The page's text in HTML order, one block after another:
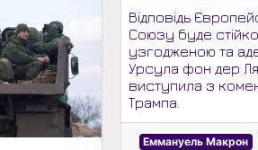
Відповідь
Союзу буде
узгодженою та
Урсула фон дер
виступила з
Трампа.
Еммануель Макрон